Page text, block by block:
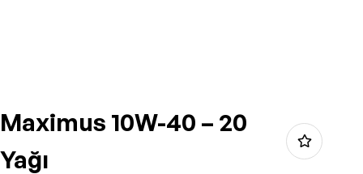
10W-40 – 20